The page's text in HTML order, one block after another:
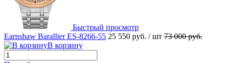
Быстрый просмотр
Earnshaw Barallier ES-8266-55 25 550 руб. / шт 73 000 руб.
В корзину